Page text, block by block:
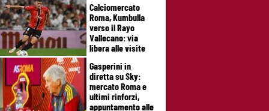
Calciomercato
Roma, Kumbulla
verso il Rayo
Vallecano: via
libera alle visite
Gasperini in
diretta su Sky:
mercato Roma e
ultimi rinforzi,
appuntamento alle